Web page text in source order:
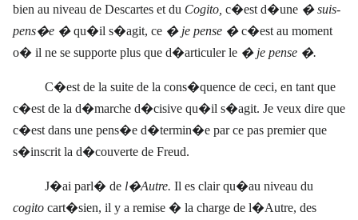
bien au niveau de Descartes et du Cogito, c�est d�une � suis-
pens�e �qu�il s�agit, ce � je pense �c�est au moment
o� il ne se supporte plus que d�articuler le � je pense �.
C�est de la suite de la cons�quence de ceci, en tant que
c�est de la d�marche d�cisive qu�il s�agit. Je veux dire que
c�est dans une pens�e d�termin�e par ce pas premier que
s�inscrit la d�couverte de Freud.
J�ai parl� de l�Autre. Il es clair qu�au niveau du
cogito cart�sien, il y a remise � la charge de l�Autre, des